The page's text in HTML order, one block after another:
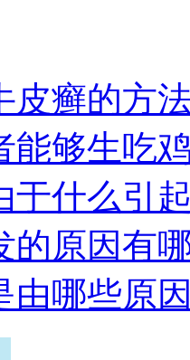
皮癣的方
能够生吃
于什么引
的原因有
由哪些原